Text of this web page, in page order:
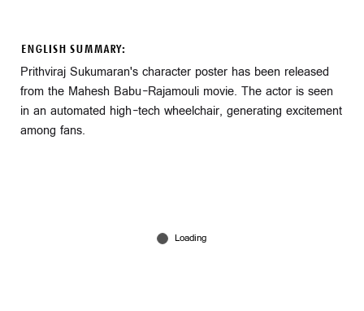
ENGLISH SUMMARY:
Prithviraj Sukumaran's character poster has been released
from the Mahesh Babu-Rajamouli movie. The actor is seen
in an automated high-tech wheelchair, generating excitement
among fans.